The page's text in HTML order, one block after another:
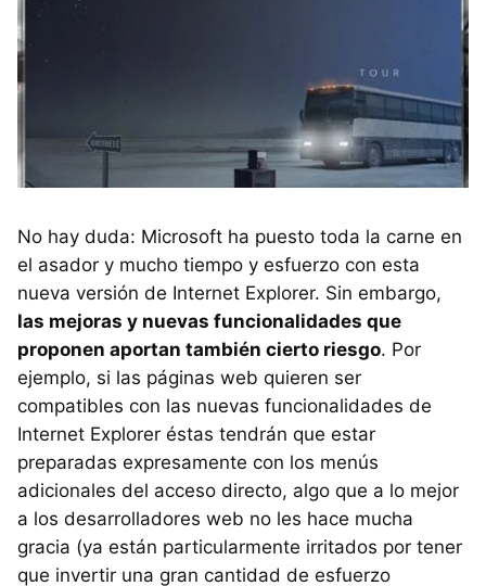
No hay duda: Microsoft ha puesto toda la carne en
el asador y mucho tiempo y esfuerzo con esta
nueva versión de Internet Explorer. Sin embargo,
las mejoras y nuevas funcionalidades que
proponen aportan también cierto riesgo. Por
ejemplo, si las páginas web quieren ser
compatibles con las nuevas funcionalidades de
Internet Explorer éstas tendrán que estar
preparadas expresamente con los menús
adicionales del acceso directo, algo que a lo mejor
a los desarrolladores web no les hace mucha
gracia (ya están particularmente irritados por tener
que invertir una gran cantidad de esfuerzo